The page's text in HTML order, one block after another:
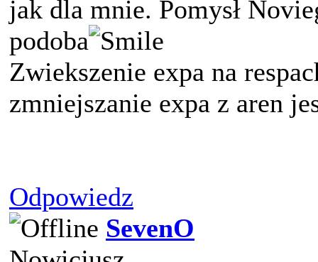
jak dla mnie. Pomysł
podoba
Zwiekszenie expa na
zmniejszanie expa z aren
Odpowiedz
SevenO